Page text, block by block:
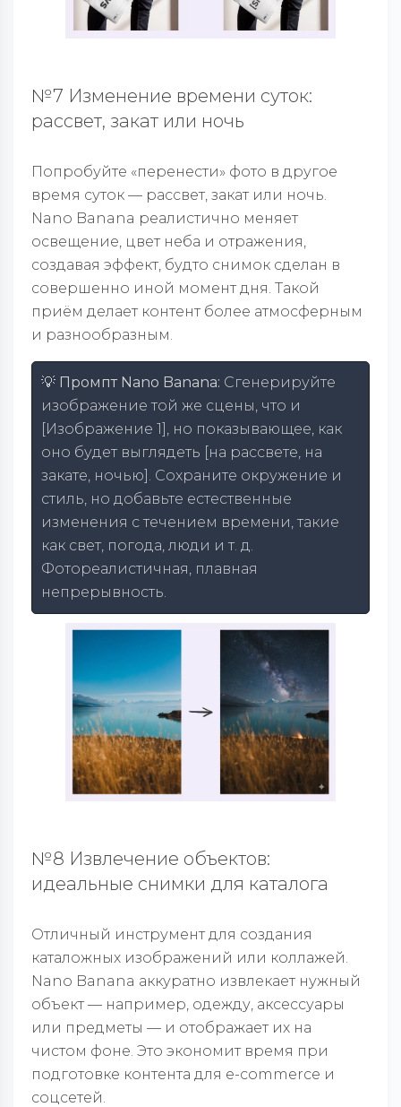
№7 Изменение времени суток:
рассвет, закат или ночь
Попробуйте «перенести» фото в другое
время суток — рассвет, закат или ночь.
Nano Banana реалистично меняет
освещение, цвет неба и отражения,
создавая эффект, будто снимок сделан в
совершенно иной момент дня. Такой
приём делает контент более атмосферным
и разнообразным.
💡 Промпт Nano Banana: Сгенерируйте
изображение той же сцены, что и
[Изображение 1], но показывающее, как
оно будет выглядеть [на рассвете, на
закате, ночью]. Сохраните окружение и
стиль, но добавьте естественные
изменения с течением времени, такие
как свет, погода, люди и т. д.
Фотореалистичная, плавная
непрерывность.
№8 Извлечение объектов:
идеальные снимки для каталога
Отличный инструмент для создания
каталожных изображений или коллажей.
Nano Banana аккуратно извлекает нужный
объект — например, одежду, аксессуары
или предметы — и отображает их на
чистом фоне. Это экономит время при
подготовке контента для e-commerce и
соцсетей.